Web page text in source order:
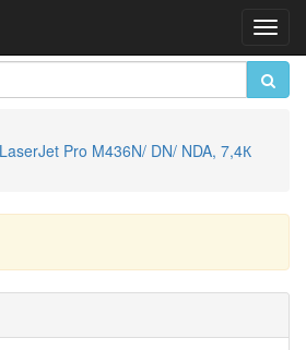
Pro M436N/ DN/ NDA, 7,4К